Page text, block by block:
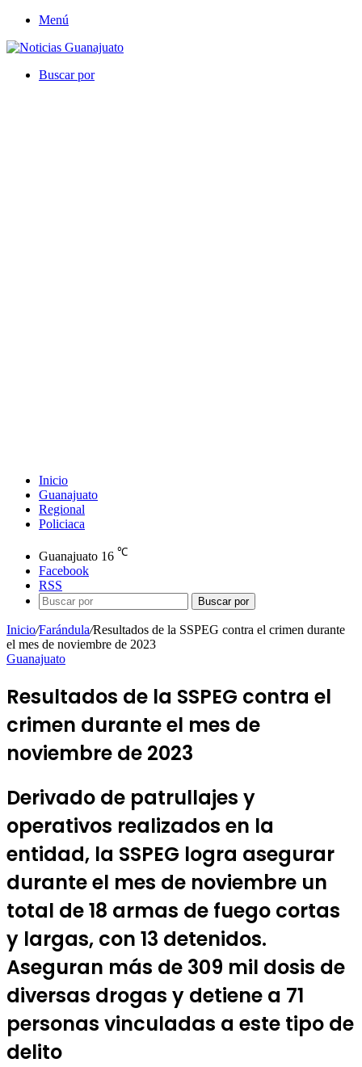
Menú
Buscar por
Inicio
Guanajuato
Regional
Policiaca
Guanajuato 16 ℃
Facebook
RSS
Buscar por
Inicio/Farándula/Resultados de la SSPEG contra el crimen durante
el mes de noviembre de 2023
Guanajuato
Resultados de la SSPEG contra el
crimen durante el mes de
noviembre de 2023
Derivado de patrullajes y
operativos realizados en la
entidad, la SSPEG logra asegurar
durante el mes de noviembre un
total de 18 armas de fuego cortas
y largas, con 13 detenidos.
Aseguran más de 309 mil dosis de
diversas drogas y detiene a 71
personas vinculadas a este tipo de
delito